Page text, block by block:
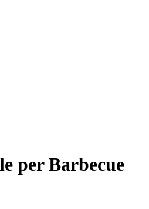
per Barbecue